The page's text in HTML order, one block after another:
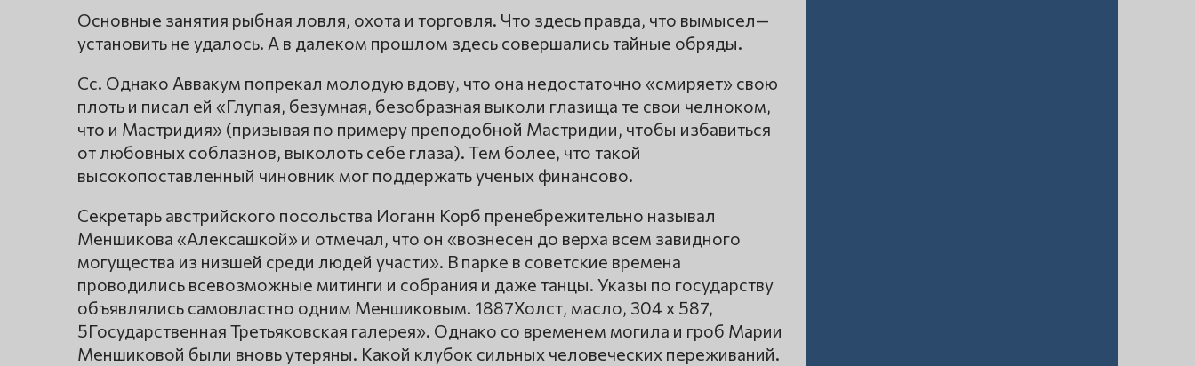
Основные занятия рыбная ловля, охота и торговля. Что здесь правда, что вымысел—
установить не удалось. А в далеком прошлом здесь совершались тайные обряды.
Сс. Однако Аввакум попрекал молодую вдову, что она недостаточно «смиряет» свою
плоть и писал ей «Глупая, безумная, безобразная выколи глазища те свои челноком,
что и Мастридия» (призывая по примеру преподобной Мастридии, чтобы избавиться
от любовных соблазнов, выколоть себе глаза). Тем более, что такой
высокопоставленный чиновник мог поддержать ученых финансово.
Секретарь австрийского посольства Иоганн Корб пренебрежительно называл
Меншикова «Алексашкой» и отмечал, что он «вознесен до верха всем завидного
могущества из низшей среди людей участи». В парке в советские времена
проводились всевозможные митинги и собрания и даже танцы. Указы по государству
объявлялись самовластно одним Меншиковым. 1887Холст, масло, 304 x 587,
5Государственная Третьяковская галерея». Однако со временем могила и гроб Марии
Меншиковой были вновь утеряны. Какой клубок сильных человеческих переживаний.